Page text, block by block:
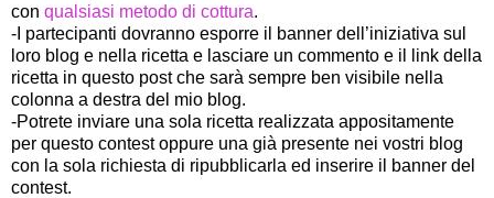
con qualsiasi metodo di cottura.
-I partecipanti dovranno esporre il banner dell’iniziativa sul
loro blog e nella ricetta e lasciare un commento e il link della
ricetta in questo post che sarà sempre ben visibile nella
colonna a destra del mio blog.
-Potrete inviare una sola ricetta realizzata appositamente
per questo contest oppure una già presente nei vostri blog
con la sola richiesta di ripubblicarla ed inserire il banner del
contest.